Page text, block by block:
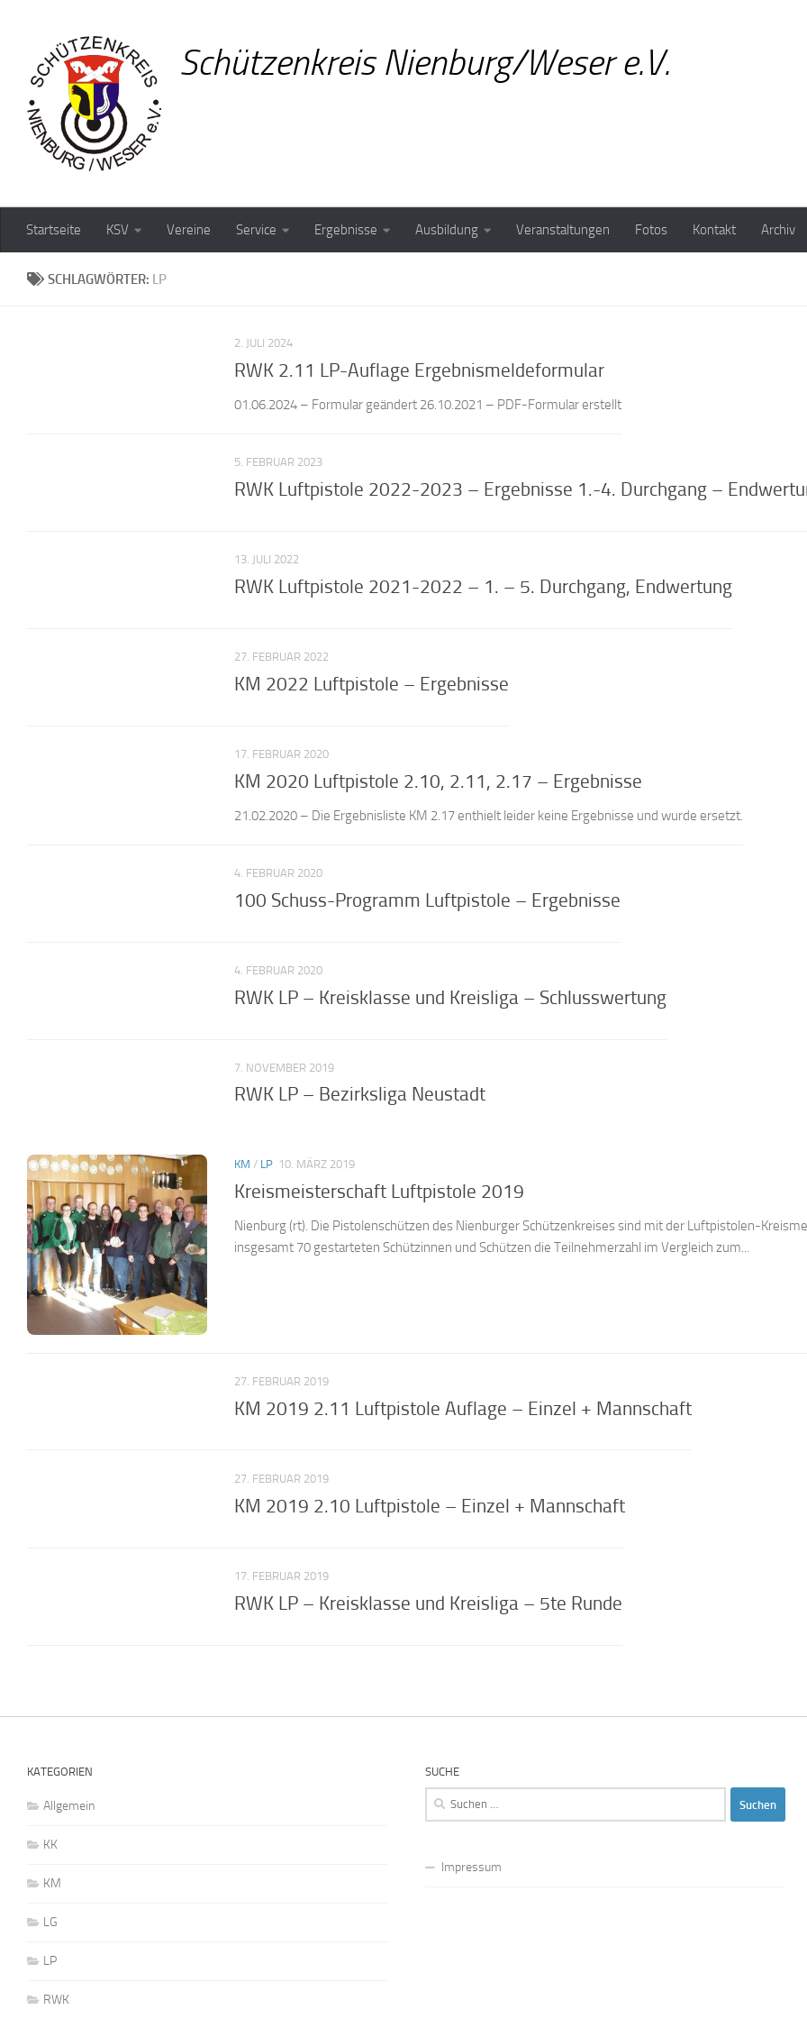
Schützenkreis Nienburg/Weser e.V.
Startseite KSV Vereine Service Ergebnisse Ausbildung Veranstaltungen Fotos Kontakt Archiv
SCHLAGWÖRTER: LP
2. JULI 2024
RWK 2.11 LP-Auflage Ergebnismeldeformular
01.06.2024 – Formular geändert 26.10.2021 – PDF-Formular erstellt
5. FEBRUAR 2023
RWK Luftpistole 2022-2023 – Ergebnisse 1.-4. Durchgang –
13. JULI 2022
RWK Luftpistole 2021-2022 – 1. – 5. Durchgang, Endwertung
27. FEBRUAR 2022
KM 2022 Luftpistole – Ergebnisse
17. FEBRUAR 2020
KM 2020 Luftpistole 2.10, 2.11, 2.17 – Ergebnisse
21.02.2020 – Die Ergebnisliste KM 2.17 enthielt leider keine Ergebnisse und wurde ersetzt.
4. FEBRUAR 2020
100 Schuss-Programm Luftpistole – Ergebnisse
4. FEBRUAR 2020
RWK LP – Kreisklasse und Kreisliga – Schlusswertung
7. NOVEMBER 2019
RWK LP – Bezirksliga Neustadt
KM / LP 10. MÄRZ 2019
Kreismeisterschaft Luftpistole 2019
Nienburg (rt). Die Pistolenschützen des Nienburger Schützenkreises sind mit der Luftpistolen-
insgesamt 70 gestarteten Schützinnen und Schützen die Teilnehmerzahl im Vergleich zum...
27. FEBRUAR 2019
KM 2019 2.11 Luftpistole Auflage – Einzel + Mannschaft
27. FEBRUAR 2019
KM 2019 2.10 Luftpistole – Einzel + Mannschaft
17. FEBRUAR 2019
RWK LP – Kreisklasse und Kreisliga – 5te Runde
KATEGORIEN
Allgemein
KK
KM
LG
LP
RWK
SUCHE
Suchen
Impressum